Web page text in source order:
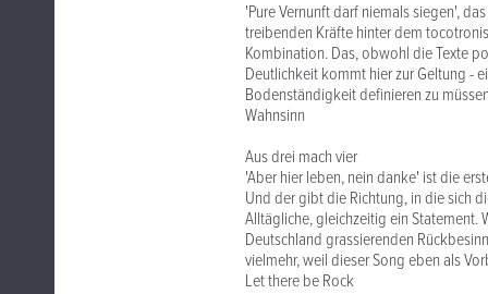
'Pure Vernunft darf niemals siegen',
treibenden Kräfte hinter dem
Kombination. Das, obwohl die Texte
Deutlichkeit kommt hier zur Geltung -
Bodenständigkeit definieren zu
Wahnsinn
Aus drei mach vier
'Aber hier leben, nein danke' ist die
Und der gibt die Richtung, in die sich
Alltägliche, gleichzeitig ein Statement.
Deutschland grassierenden
vielmehr, weil dieser Song eben als
Let there be Rock